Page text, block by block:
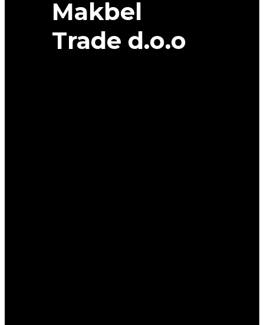
Makbel
Trade d.o.o